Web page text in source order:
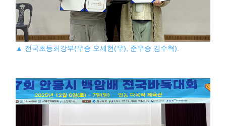
▲ 전국초등최강부(우승 오세현(우), 준우승 김수혁).